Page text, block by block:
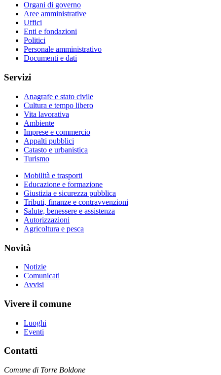
Organi di governo
Aree amministrative
Uffici
Enti e fondazioni
Politici
Personale amministrativo
Documenti e dati
Servizi
Anagrafe e stato civile
Cultura e tempo libero
Vita lavorativa
Ambiente
Imprese e commercio
Appalti pubblici
Catasto e urbanistica
Turismo
Mobilità e trasporti
Educazione e formazione
Giustizia e sicurezza pubblica
Tributi, finanze e contravvenzioni
Salute, benessere e assistenza
Autorizzazioni
Agricoltura e pesca
Novità
Notizie
Comunicati
Avvisi
Vivere il comune
Luoghi
Eventi
Contatti
Comune di Torre Boldone